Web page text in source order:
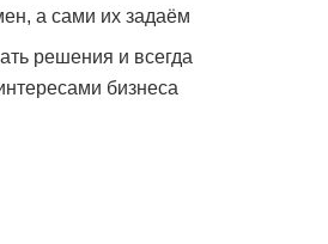
а сами их задаём
решения и всегда
бизнеса